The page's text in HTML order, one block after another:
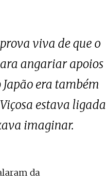
viva de que o
angariar apoios
Japão era também
estava ligada
imaginar.
da